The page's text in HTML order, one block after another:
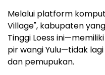
Melalui platform
Village", kabupaten
Tinggi Loess
pir wangi Yulu—tidak
dan pemupukan.